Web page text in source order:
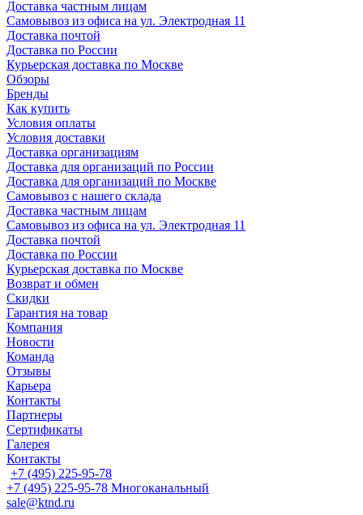
Доставка частным лицам
Самовывоз из офиса на ул. Электродная 11
Доставка почтой
Доставка по России
Курьерская доставка по Москве
Обзоры
Бренды
Как купить
Условия оплаты
Условия доставки
Доставка организациям
Доставка для организаций по России
Доставка для организаций по Москве
Самовывоз с нашего склада
Доставка частным лицам
Самовывоз из офиса на ул. Электродная 11
Доставка почтой
Доставка по России
Курьерская доставка по Москве
Возврат и обмен
Скидки
Гарантия на товар
Компания
Новости
Команда
Отзывы
Карьера
Контакты
Партнеры
Сертификаты
Галерея
Контакты
+7 (495) 225-95-78
+7 (495) 225-95-78 Многоканальный
sale@ktnd.ru